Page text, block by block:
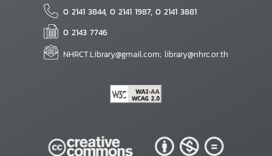
0 2141 3844, 0 2141 1987, 0 2141 3881
0 2143 7746
NHRCT.Library@gmail.com; library@nhrc.or.th